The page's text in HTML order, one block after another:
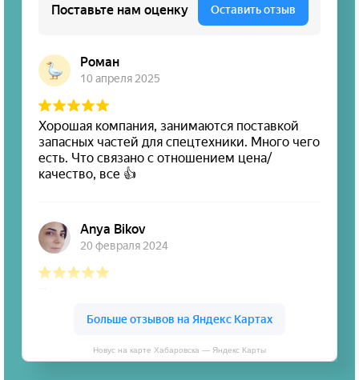
Новус на карте Хабаровска — Яндекс Карты